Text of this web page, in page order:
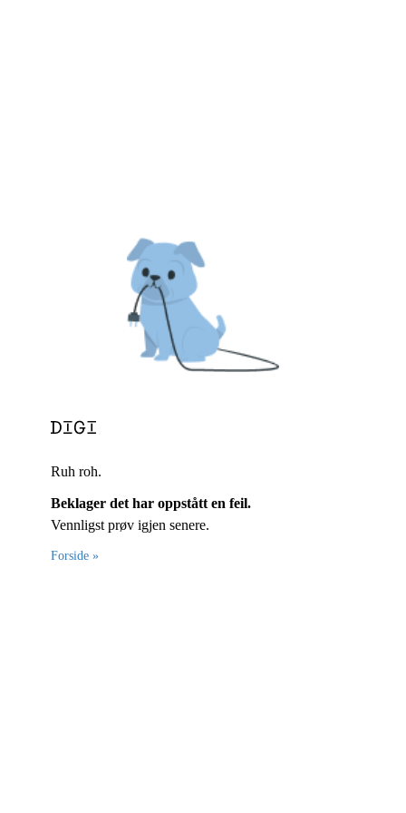
Ruh roh.
Beklager det har oppstått en feil.
Vennligst prøv igjen senere.
Forside »